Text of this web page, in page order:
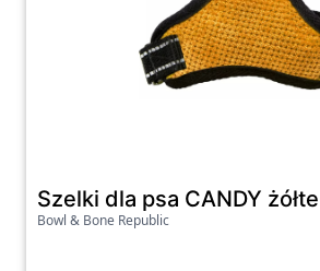
Szelki dla psa CANDY żółte
Bowl & Bone Republic